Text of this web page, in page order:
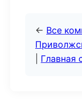
← Все
Главная